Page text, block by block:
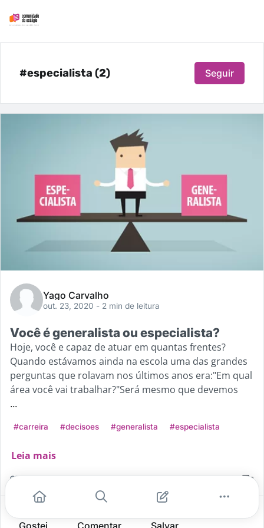
#especialista (2) Seguir
Yago Carvalho
out. 23, 2020 - 2 min de leitura
Você é generalista ou especialista?
Hoje, você e capaz de atuar em quantas frentes?
Quando estávamos ainda na escola uma das grandes
perguntas que rolavam nos últimos anos era:"Em qual
área você vai trabalhar?"Será mesmo que devemos
...
#carreira #decisoes #generalista #especialista
Leia mais
2
Gostei Comentar Salvar